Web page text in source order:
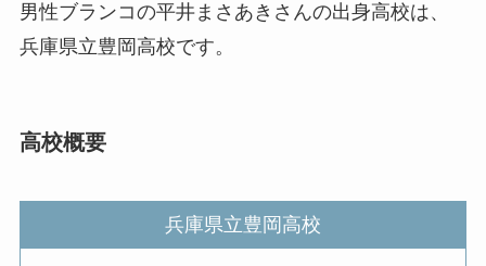
男性ブランコの平井まさあきさんの出身高校は、
兵庫県立豊岡高校です。
高校概要
兵庫県立豊岡高校